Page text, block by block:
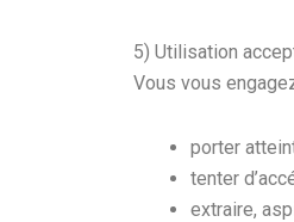
5) Utilisation
Vous vous
porter
tenter
extraire,